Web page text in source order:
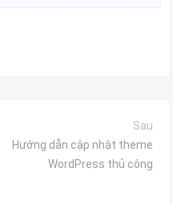
Sau
Hướng dẫn cập nhật theme
WordPress thủ công